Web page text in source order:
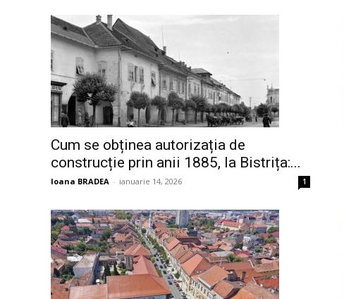
Cum se obținea autorizația de
construcție prin anii 1885, la Bistrița:...
Ioana BRADEA - ianuarie 14, 2026 1